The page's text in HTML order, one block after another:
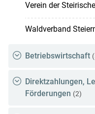
Verein der
Waldverband
Betriebswirtschaft
Direktzahlungen,
Förderungen (2)